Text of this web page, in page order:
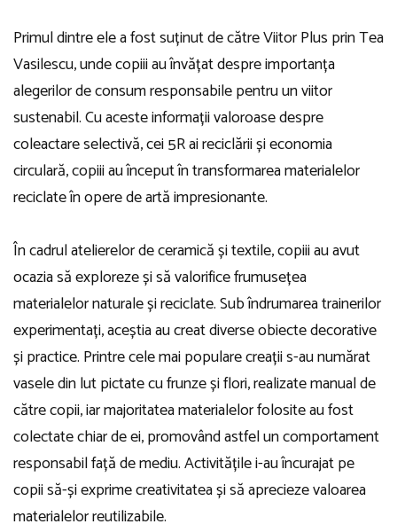
Primul dintre ele a fost suținut de către Viitor Plus prin Tea
Vasilescu, unde copiii au învățat despre importanța
alegerilor de consum responsabile pentru un viitor
sustenabil. Cu aceste informații valoroase despre
coleactare selectivă, cei 5R ai reciclării și economia
circulară, copiii au început în transformarea materialelor
reciclate în opere de artă impresionante.
În cadrul atelierelor de ceramică și textile, copiii au avut
ocazia să exploreze și să valorifice frumusețea
materialelor naturale și reciclate. Sub îndrumarea trainerilor
experimentați, aceștia au creat diverse obiecte decorative
și practice. Printre cele mai populare creații s-au numărat
vasele din lut pictate cu frunze și flori, realizate manual de
către copii, iar majoritatea materialelor folosite au fost
colectate chiar de ei, promovând astfel un comportament
responsabil față de mediu. Activitățile i-au încurajat pe
copii să-și exprime creativitatea și să aprecieze valoarea
materialelor reutilizabile.